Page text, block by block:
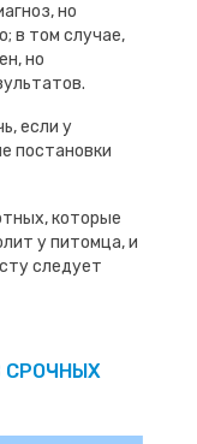
но
в том случае,
но
если у
постановки
которые
у питомца, и
следует
СРОЧНЫХ